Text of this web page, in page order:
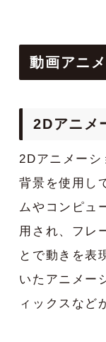
動画アニ
2Dアニメ
2Dアニメーシ
背景を使用し
ムやコンピュ
用され、フレ
とで動きを表
いたアニメー
ィックスなど